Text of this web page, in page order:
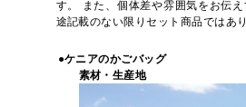
す。 また、個体差や雰囲気をお伝
途記載のない限りセット商品ではあ
●ケニアのかごバッグ
素材・生産地